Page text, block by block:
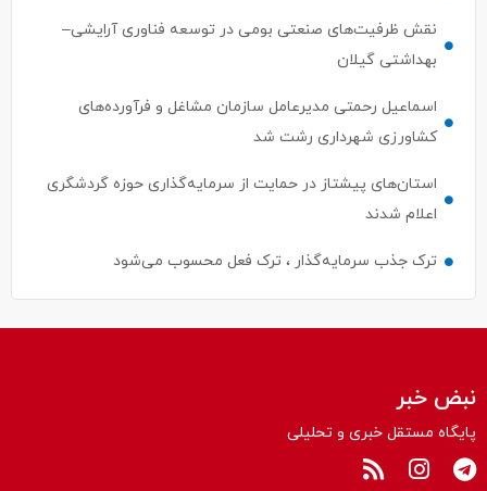
نقش ظرفیت‌های صنعتی بومی در توسعه فناوری آرایشی–
بهداشتی گیلان
اسماعیل رحمتی مدیرعامل سازمان مشاغل و فرآورده‌های
کشاورزی شهرداری رشت شد
استان‌های پیشتاز در حمایت از سرمایه‌گذاری حوزه گردشگری
اعلام شدند
ترک جذب سرمایه‌گذار ، ترک فعل محسوب می‌شود
نبض خبر
پایگاه مستقل خبری و تحلیلی